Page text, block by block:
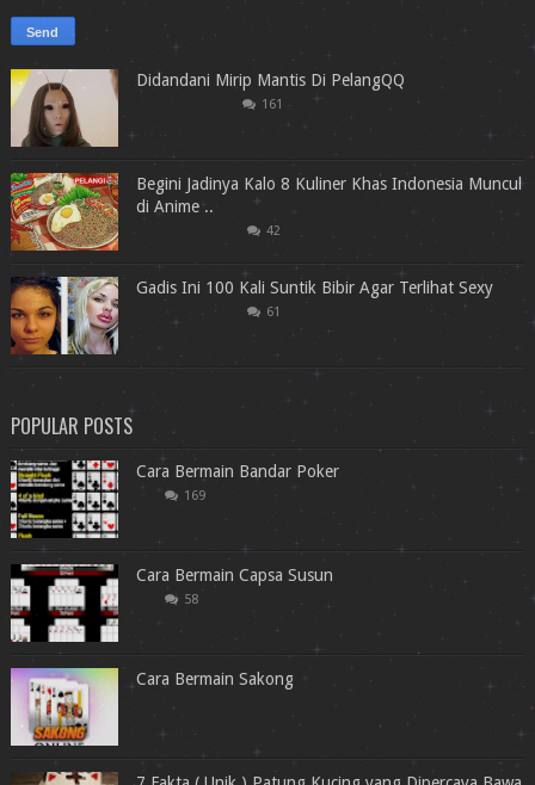
Didandani Mirip Mantis Di PelangQQ
161
Begini Jadinya Kalo 8 Kuliner Khas Indonesia Muncul
di Anime ..
42
Gadis Ini 100 Kali Suntik Bibir Agar Terlihat Sexy
61
POPULAR POSTS
Cara Bermain Bandar Poker
169
Cara Bermain Capsa Susun
58
Cara Bermain Sakong